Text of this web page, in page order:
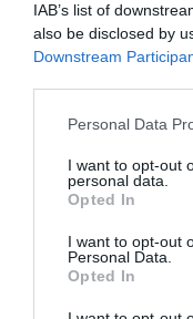
IAB’s list of
also be disclosed by
Downstream
Please note that this
not limited to your
grant or deny
use your data for
consent section.
Personal Data
I want to opt-out
personal data.
Opted In
I want to opt-out
Personal Data.
Opted In
Részleteiben